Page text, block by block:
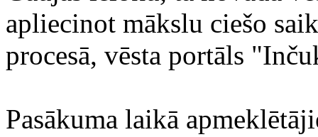
apliecinot mākslu ciešo
procesā, vēsta portāls
Pasākuma laikā